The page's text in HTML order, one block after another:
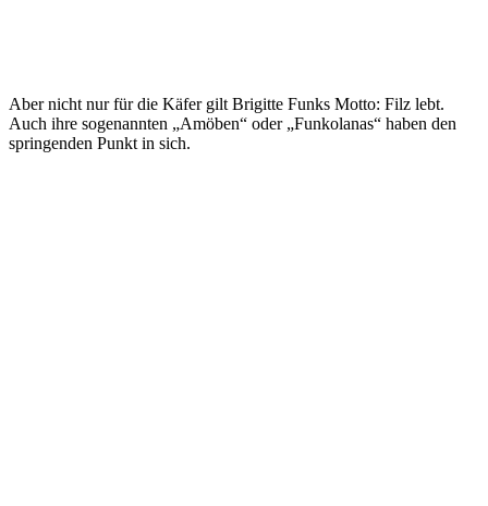
Aber nicht nur für die Käfer gilt Brigitte Funks Motto: Filz lebt.
Auch ihre sogenannten „Amöben“ oder „Funkolanas“ haben den
springenden Punkt in sich.